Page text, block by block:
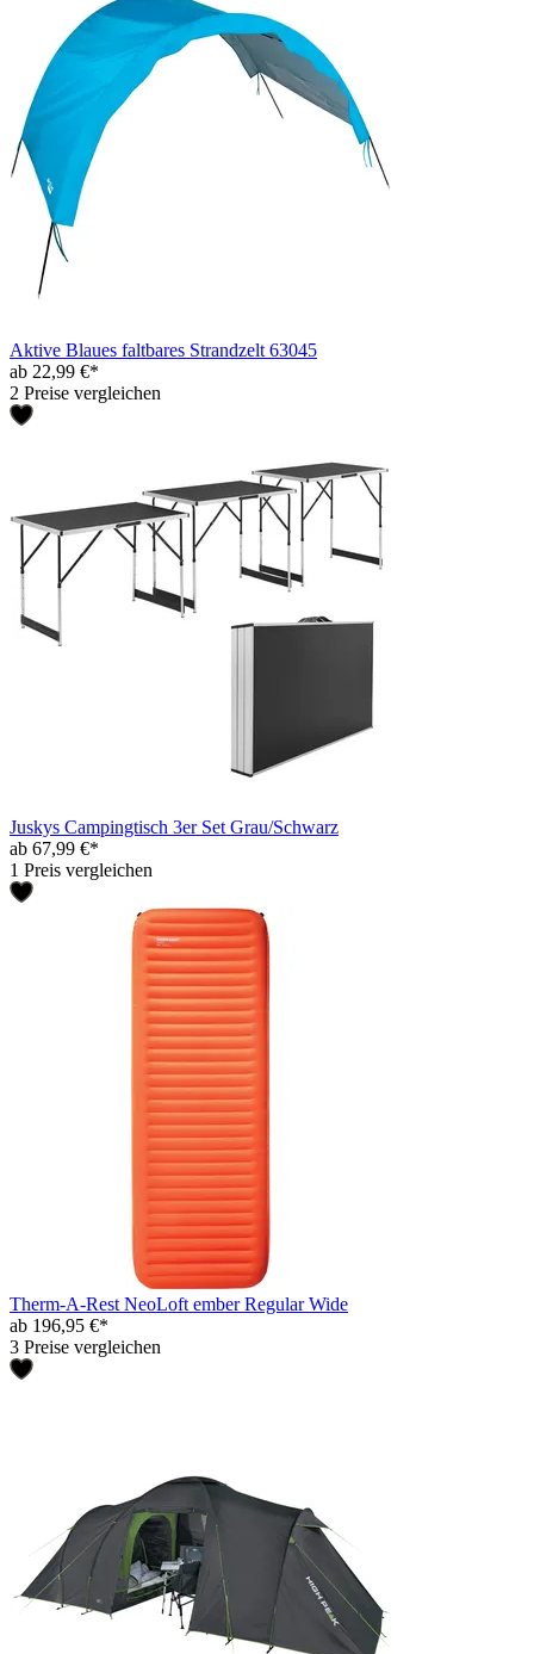
Aktive Blaues faltbares Strandzelt 63045
ab 22,99 €*
2 Preise vergleichen
Juskys Campingtisch 3er Set Grau/Schwarz
ab 67,99 €*
1 Preis vergleichen
Therm-A-Rest NeoLoft ember Regular Wide
ab 196,95 €*
3 Preise vergleichen